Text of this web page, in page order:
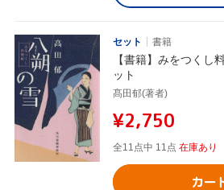
セット 書籍
【書籍】みをつくし
ット
髙田郁(著者)
¥2,750
全11点中 11点 在庫あり
カー